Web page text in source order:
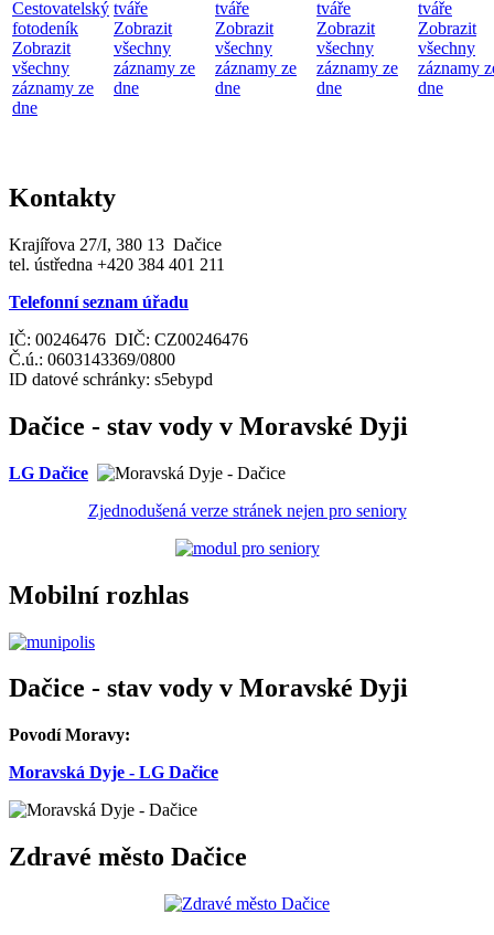
Cestovatelský
fotodeník
Zobrazit
všechny
záznamy ze
dne
tváře
Zobrazit
všechny
záznamy ze
dne
tváře
Zobrazit
všechny
záznamy ze
dne
tváře
Zobrazit
všechny
záznamy ze
dne
tváře
Zobrazit
všechny
záznamy
dne
Kontakty
Krajířova 27/I, 380 13 Dačice
tel. ústředna +420 384 401 211
Telefonní seznam úřadu
IČ: 00246476 DIČ: CZ00246476
Č.ú.: 0603143369/0800
ID datové schránky: s5ebypd
Dačice - stav vody v Moravské Dyji
LG Dačice
Zjednodušená verze stránek nejen pro seniory
Mobilní rozhlas
Dačice - stav vody v Moravské Dyji
Povodí Moravy:
Moravská Dyje - LG Dačice
Zdravé město Dačice